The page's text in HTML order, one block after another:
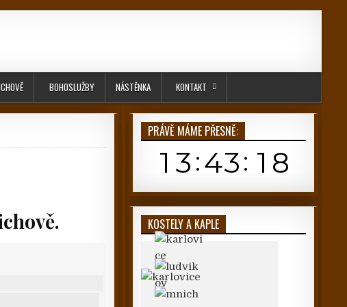
BOHOSLUŽBY NÁSTĚNKA KONTAKT
PRÁVĚ MÁME PŘESNĚ:
KOSTELY A KAPLE